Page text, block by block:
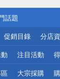
公告
話題
優惠
地區配送
網頁！請小心！
促銷目錄 分店
注目活動
大宗採購